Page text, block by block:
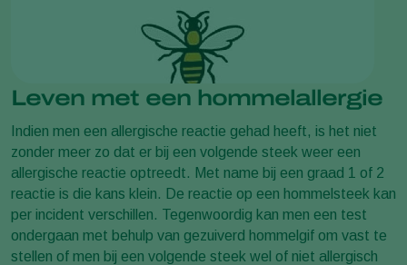
Leven met een hommelallergie
Indien men een allergische reactie gehad heeft, is het niet
zonder meer zo dat er bij een volgende steek weer een
allergische reactie optreedt. Met name bij een graad 1 of 2
reactie is die kans klein. De reactie op een hommelsteek kan
per incident verschillen. Tegenwoordig kan men een test
ondergaan met behulp van gezuiverd hommelgif om vast te
stellen of men bij een volgende steek wel of niet allergisch